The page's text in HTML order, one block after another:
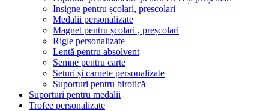
Insigne pentru școlari, preșcolari
Medalii personalizate
Magnet pentru școlari , preșcolari
Rigle personalizate
Lentă pentru absolvent
Semne pentru carte
Seturi și carnete personalizate
Suporturi pentru birotică
Suporturi pentru medalii
Trofee personalizate